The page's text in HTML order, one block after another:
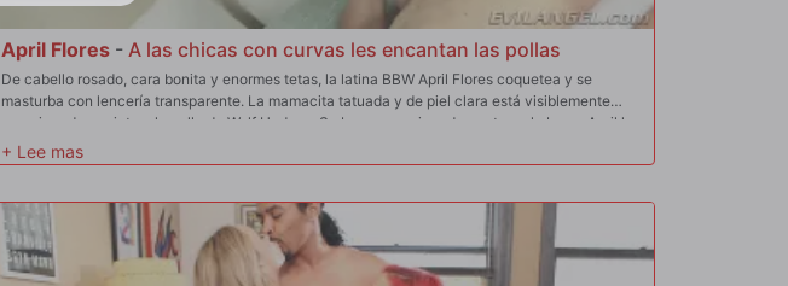
April Flores - A las chicas con curvas les encantan las pollas
De cabello rosado, cara bonita y enormes tetas, la latina BBW April Flores coquetea y se
masturba con lencería transparente. La mamacita tatuada y de piel clara está visiblemente
emocionada por ir tras la polla de Wolf Hudson. Se besan apasionadamente en la boca. April le
chupa la polla con fuerza y sus tetas rellenas le proporcionan una follada de tetas lubricada
con saliva. Wolf le lame el culo; le come y le mete los dedos en el coño afeitado mientras ella
violenta al estilo perrito, con April jadeando juramentos sucios y sonrojándose por el orgasmo.
Ella monta y cabalga la polla, sus grandes nalgas retumban. Se la follan de espaldas mientras
se toca el clítoris, su bonita cara se tensa en éxtasis. April chupa la polla del coño a la boca,
lame las bolas y acaricia con saliva la articulación de Wolf hasta que su semen vuela, y luego